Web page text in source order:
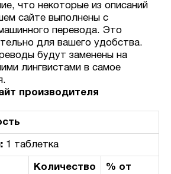
что некоторые из описаний
сайте выполнены с
перевода. Это
для вашего удобства.
будут заменены на
лингвистами в самое
производителя
1 таблетка
Количество
% от